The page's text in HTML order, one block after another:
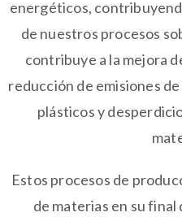
energéticos,
de nuestros procesos
contribuye a la mejora
reducción de emisiones
plásticos y
Estos procesos de
de materias en su